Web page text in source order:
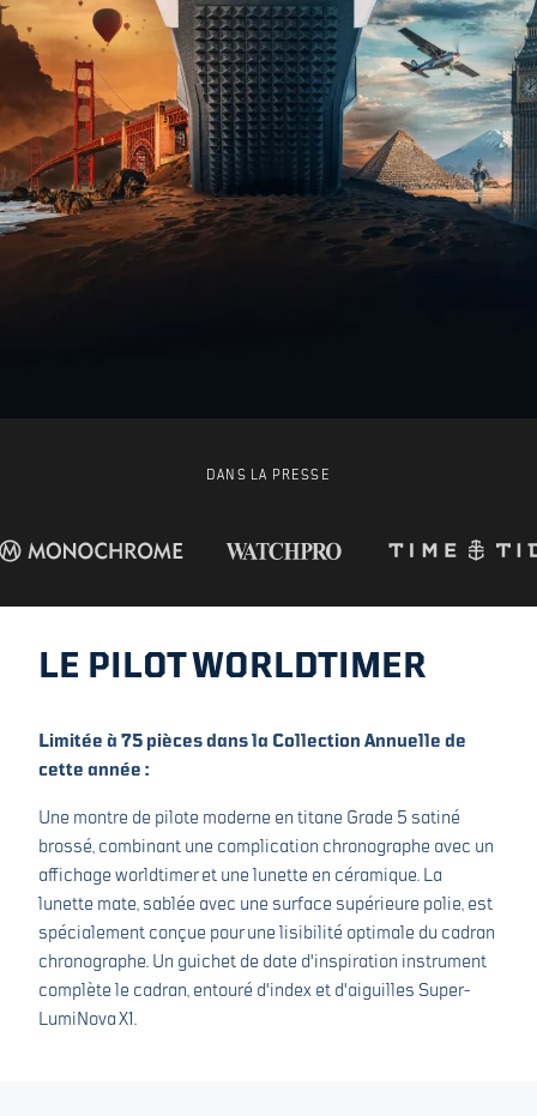
DANS LA PRESSE
LE PILOT WORLDTIMER
Limitée à 75 pièces dans la Collection Annuelle de
cette année :
Une montre de pilote moderne en titane Grade 5 satiné
brossé, combinant une complication chronographe avec un
affichage worldtimer et une lunette en céramique. La
lunette mate, sablée avec une surface supérieure polie, est
spécialement conçue pour une lisibilité optimale du cadran
chronographe. Un guichet de date d'inspiration instrument
complète le cadran, entouré d'index et d'aiguilles Super-
LumiNova X1.